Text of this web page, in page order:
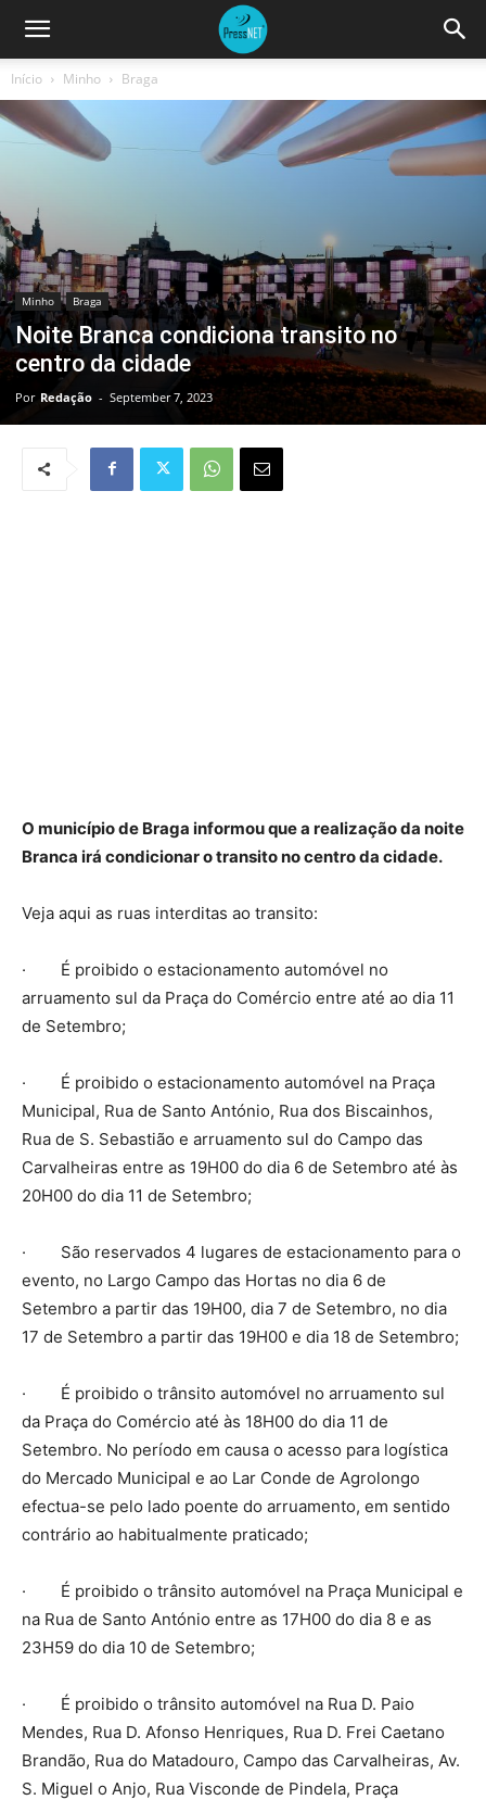
Início Minho Braga
Minho Braga
Noite Branca condiciona transito no
centro da cidade
Por Redação - September 7, 2023
O município de Braga informou que a realização da noite
Branca irá condicionar o transito no centro da cidade.
Veja aqui as ruas interditas ao transito:
· É proibido o estacionamento automóvel no
arruamento sul da Praça do Comércio entre até ao dia 11
de Setembro;
· É proibido o estacionamento automóvel na Praça
Municipal, Rua de Santo António, Rua dos Biscainhos,
Rua de S. Sebastião e arruamento sul do Campo das
Carvalheiras entre as 19H00 do dia 6 de Setembro até às
20H00 do dia 11 de Setembro;
· São reservados 4 lugares de estacionamento para o
evento, no Largo Campo das Hortas no dia 6 de
Setembro a partir das 19H00, dia 7 de Setembro, no dia
17 de Setembro a partir das 19H00 e dia 18 de Setembro;
· É proibido o trânsito automóvel no arruamento sul
da Praça do Comércio até às 18H00 do dia 11 de
Setembro. No período em causa o acesso para logística
do Mercado Municipal e ao Lar Conde de Agrolongo
efectua-se pelo lado poente do arruamento, em sentido
contrário ao habitualmente praticado;
· É proibido o trânsito automóvel na Praça Municipal e
na Rua de Santo António entre as 17H00 do dia 8 e as
23H59 do dia 10 de Setembro;
· É proibido o trânsito automóvel na Rua D. Paio
Mendes, Rua D. Afonso Henriques, Rua D. Frei Caetano
Brandão, Rua do Matadouro, Campo das Carvalheiras, Av.
S. Miguel o Anjo, Rua Visconde de Pindela, Praça